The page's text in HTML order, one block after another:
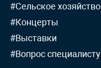
#Сельское хозяйство
#Концерты
#Выставки
#Вопрос специалисту